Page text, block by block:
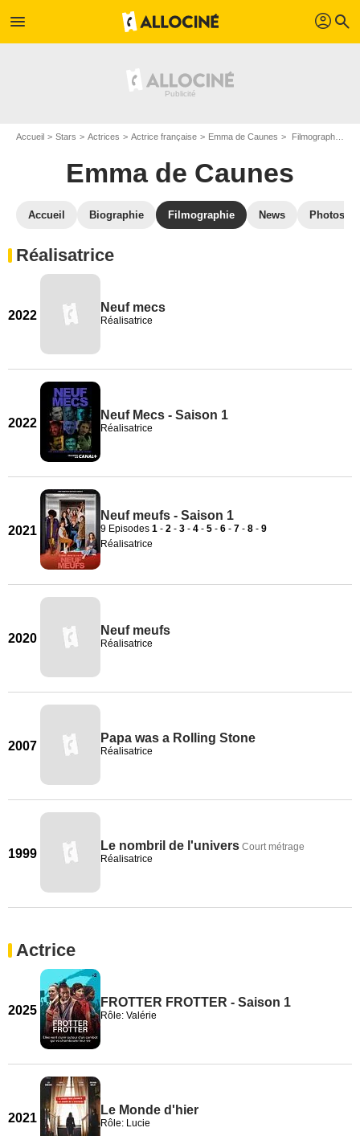
menu profil search
Accueil Stars Actrices Actrice française Emma de Caunes Filmographie Emma de Caunes
Emma de Caunes
Accueil Biographie Filmographie News Photos
Réalisatrice
2022
Neuf mecs
Réalisatrice
2022
Neuf Mecs - Saison 1
Réalisatrice
2021
Neuf meufs - Saison 1
9 Episodes 1 - 2 - 3 - 4 - 5 - 6 - 7 - 8 - 9
Réalisatrice
2020
Neuf meufs
Réalisatrice
2007
Papa was a Rolling Stone
Réalisatrice
1999
Le nombril de l'univers Court métrage
Réalisatrice
Actrice
2025
FROTTER FROTTER - Saison 1
Rôle: Valérie
2021
Le Monde d'hier
Rôle: Lucie